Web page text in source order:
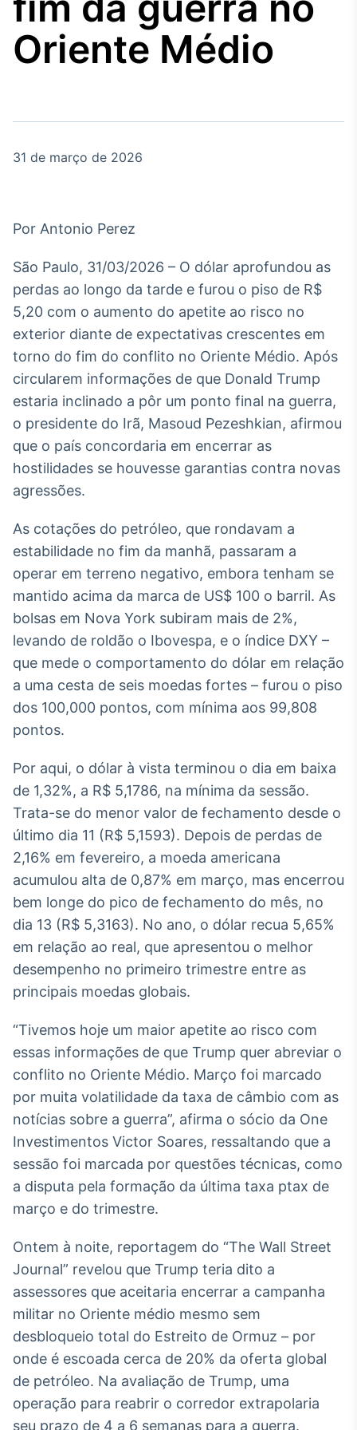
Agro
Tudo sobre o
agronegócio
Broadcast
Energia
energia elétrica
no Brasil
Broadcast
White Label
Plataforma para
conteúdos
personalizados
Soluções de Dados
e Conteúdos
Plataforma para
negociação de
ativos
Broadcast
Datafeed
APIs para
integração de
dados
Cotações e
notícias
Broadcast
Widgets
Componentes
para conteúdos e
Broadcast
displays e telas
Broadcast
Curadoria
Curadoria de
conteúdos
noticiosos
Soluções de
Tecnologia
Monitoramento
inteligente de
notícias e
conteúdos
Broadcast
plataforma para
analisar fundos
de investimento
no Brasil
Oriente Médio
31 de março de 2026
Por Antonio Perez
São Paulo, 31/03/2026 – O dólar aprofundou as
perdas ao longo da tarde e furou o piso de R$
5,20 com o aumento do apetite ao risco no
exterior diante de expectativas crescentes em
torno do fim do conflito no Oriente Médio. Após
circularem informações de que Donald Trump
estaria inclinado a pôr um ponto final na guerra,
o presidente do Irã, Masoud Pezeshkian, afirmou
que o país concordaria em encerrar as
hostilidades se houvesse garantias contra novas
agressões.
As cotações do petróleo, que rondavam a
estabilidade no fim da manhã, passaram a
operar em terreno negativo, embora tenham se
mantido acima da marca de US$ 100 o barril. As
bolsas em Nova York subiram mais de 2%,
levando de roldão o Ibovespa, e o índice DXY –
que mede o comportamento do dólar em relação
a uma cesta de seis moedas fortes – furou o piso
dos 100,000 pontos, com mínima aos 99,808
pontos.
Por aqui, o dólar à vista terminou o dia em baixa
de 1,32%, a R$ 5,1786, na mínima da sessão.
Trata-se do menor valor de fechamento desde o
último dia 11 (R$ 5,1593). Depois de perdas de
2,16% em fevereiro, a moeda americana
acumulou alta de 0,87% em março, mas encerrou
bem longe do pico de fechamento do mês, no
dia 13 (R$ 5,3163). No ano, o dólar recua 5,65%
em relação ao real, que apresentou o melhor
desempenho no primeiro trimestre entre as
principais moedas globais.
“Tivemos hoje um maior apetite ao risco com
essas informações de que Trump quer abreviar o
conflito no Oriente Médio. Março foi marcado
por muita volatilidade da taxa de câmbio com as
notícias sobre a guerra”, afirma o sócio da One
Investimentos Victor Soares, ressaltando que a
sessão foi marcada por questões técnicas, como
a disputa pela formação da última taxa ptax de
março e do trimestre.
Ontem à noite, reportagem do “The Wall Street
Journal” revelou que Trump teria dito a
assessores que aceitaria encerrar a campanha
militar no Oriente médio mesmo sem
desbloqueio total do Estreito de Ormuz – por
onde é escoada cerca de 20% da oferta global
de petróleo. Na avaliação de Trump, uma
operação para reabrir o corredor extrapolaria
seu prazo de 4 a 6 semanas para a guerra.